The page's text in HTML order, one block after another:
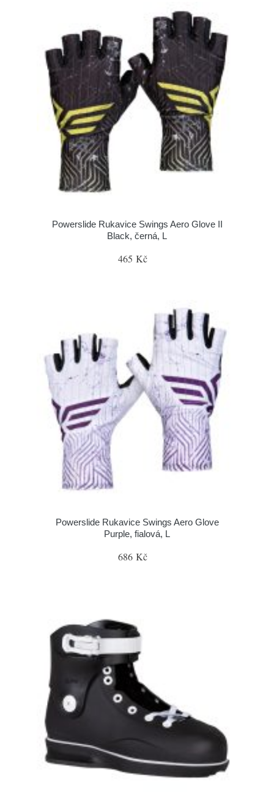
Powerslide Rukavice Swings Aero Glove II
Black, černá, L
465 Kč
Powerslide Rukavice Swings Aero Glove
Purple, fialová, L
686 Kč